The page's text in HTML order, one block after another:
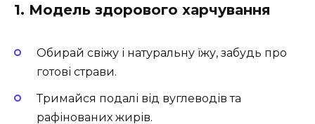
1. Модель здорового харчування
Обирай свіжу і натуральну їжу, забудь про
готові страви.
Тримайся подалі від вуглеводів та
рафінованих жирів.